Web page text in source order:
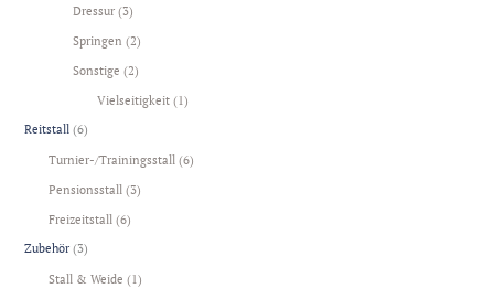
Dressur (3)
Springen (2)
Sonstige (2)
Vielseitigkeit(1)
Reitstall (6)
Turnier-/Trainingsstall (6)
Pensionsstall (3)
Freizeitstall (6)
Zubehör (3)
Stall & Weide (1)